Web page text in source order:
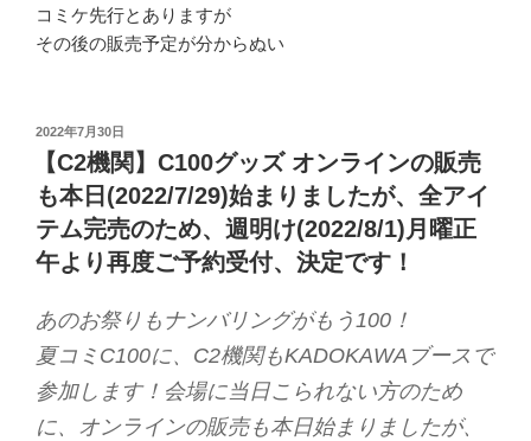
コミケ先行とありますが
その後の販売予定が分からぬい
投
日:
2022年7月30日
【C2機関】C100グッズ オンラインの販売
も本日(2022/7/29)始まりましたが、全アイ
テム完売のため、週明け(2022/8/1)月曜正
午より再度ご予約受付、決定です！
あのお祭りもナンバリングがもう100！
夏コミC100に、C2機関もKADOKAWAブースで
参加します！会場に当日こられない方のため
に、オンラインの販売も本日始まりましたが、